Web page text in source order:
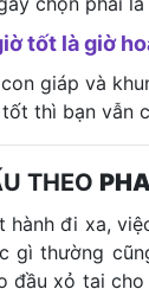
tốt là giờ
giáp và
thì bạn vẫn
THEO
đi xa,
gì thường
đầu xỏ tai